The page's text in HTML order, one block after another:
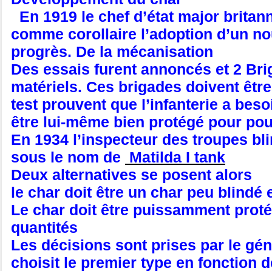
En 1919 le chef d’état major
comme corollaire l’adoption d’un
progrès. De la mécanisation
Des essais furent annoncés et 2
matériels. Ces brigades doivent
test prouvent que l’infanterie a
être lui-même bien protégé pour
En 1934 l’inspecteur des troupes
sous le nom de Matilda I tank
Deux alternatives se posent alors
le char doit être un char peu blindé
Le char doit être puissamment
quantités
Les décisions sont prises par le
choisit le premier type en fonction